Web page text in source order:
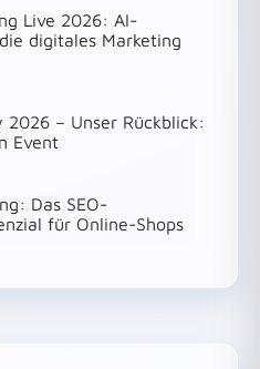
Live 2026: AI-
digitales Marketing
2026 – Unser Rückblick:
Event
Das SEO-
für Online-Shops